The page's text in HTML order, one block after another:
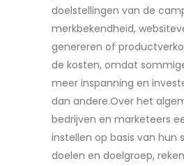
doelstellingen van de
merkbekendheid,
genereren of
de kosten, omdat
meer inspanning en
dan andere.Over het
bedrijven en marketeers
instellen op basis van hun
doelen en doelgroep,